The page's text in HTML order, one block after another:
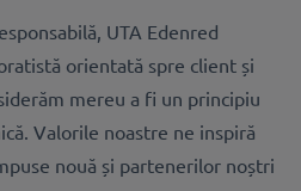
UTA Edenred
orientată spre client și
mereu a fi un principiu
Valorile noastre ne inspiră
nouă și partenerilor noștri